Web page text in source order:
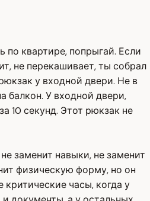
по квартире, попрыгай. Если
не перекашивает, ты собрал
у входной двери. Не в
балкон. У входной двери,
10 секунд. Этот рюкзак не
заменит навыки, не заменит
физическую форму, но он
часы, когда у